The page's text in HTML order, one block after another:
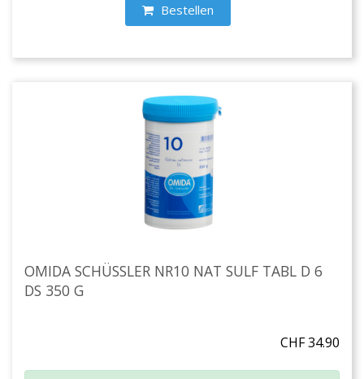
Bestellen
OMIDA SCHÜSSLER NR10 NAT SULF TABL D 6
DS 350 G
CHF 34.90